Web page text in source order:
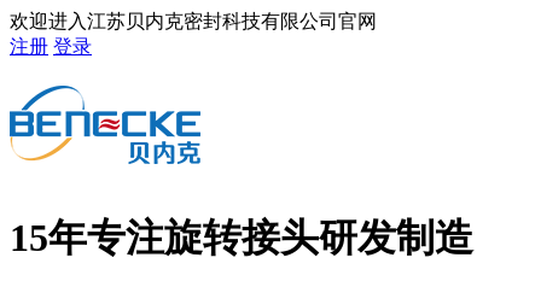
欢迎进入江苏贝内克密封科技有限公司官网
注册 登录
15年专注旋转接头研发制造